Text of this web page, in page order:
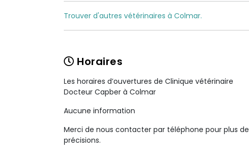
Trouver d'autres vétérinaires à Colmar.
Horaires
Les horaires d’ouvertures de Clinique vétérinaire
Docteur Capber à Colmar
Aucune information
Merci de nous contacter par téléphone pour plus de
précisions.